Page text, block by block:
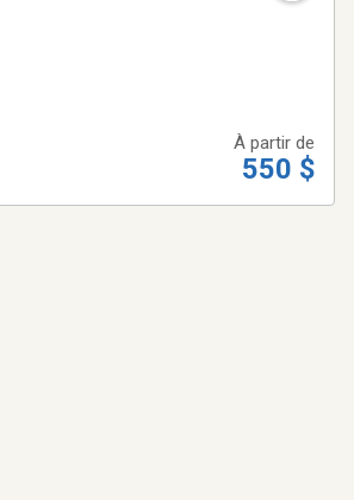
À partir de
550 $